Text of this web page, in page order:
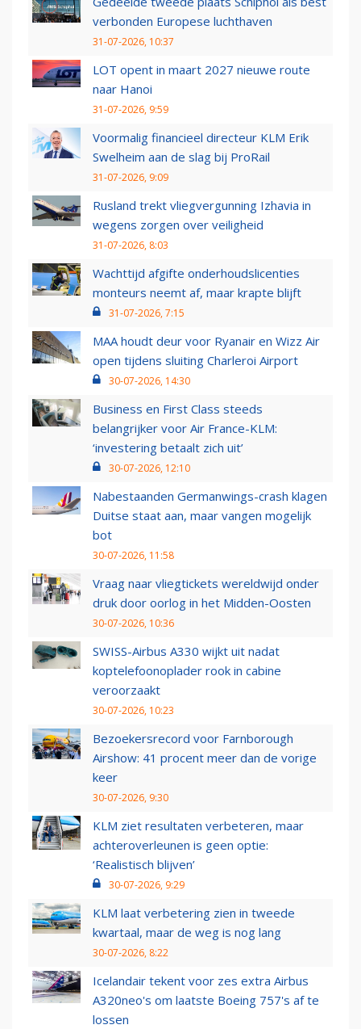
verbonden Europese luchthaven
31-07-2026, 10:37
LOT opent in maart 2027 nieuwe route
naar Hanoi
31-07-2026, 9:59
Voormalig financieel directeur KLM Erik
Swelheim aan de slag bij ProRail
31-07-2026, 9:09
Rusland trekt vliegvergunning Izhavia in
wegens zorgen over veiligheid
31-07-2026, 8:03
Wachttijd afgifte onderhoudslicenties
monteurs neemt af, maar krapte blijft
31-07-2026, 7:15
MAA houdt deur voor Ryanair en Wizz Air
open tijdens sluiting Charleroi Airport
30-07-2026, 14:30
Business en First Class steeds
belangrijker voor Air France-KLM:
‘investering betaalt zich uit’
30-07-2026, 12:10
Nabestaanden Germanwings-crash klagen
Duitse staat aan, maar vangen mogelijk
bot
30-07-2026, 11:58
Vraag naar vliegtickets wereldwijd onder
druk door oorlog in het Midden-Oosten
30-07-2026, 10:36
SWISS-Airbus A330 wijkt uit nadat
koptelefoonoplader rook in cabine
veroorzaakt
30-07-2026, 10:23
Bezoekersrecord voor Farnborough
Airshow: 41 procent meer dan de vorige
keer
30-07-2026, 9:30
KLM ziet resultaten verbeteren, maar
achteroverleunen is geen optie:
‘Realistisch blijven’
30-07-2026, 9:29
KLM laat verbetering zien in tweede
kwartaal, maar de weg is nog lang
30-07-2026, 8:22
Icelandair tekent voor zes extra Airbus
A320neo's om laatste Boeing 757's af te
lossen